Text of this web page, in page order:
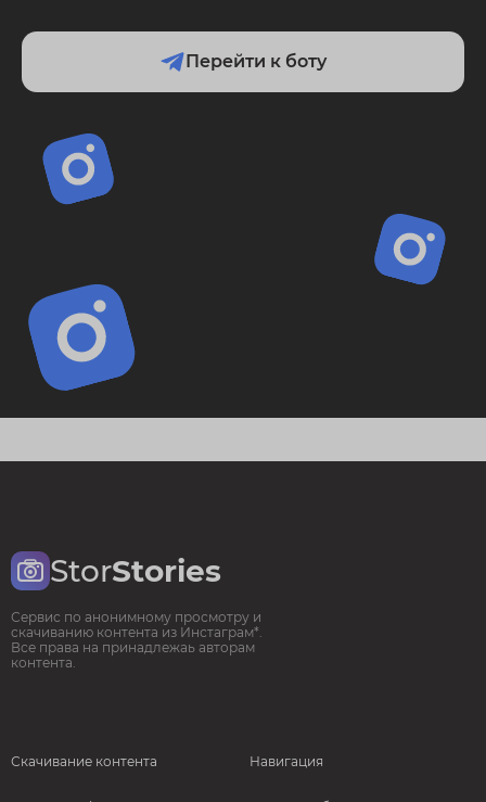
Перейти к боту
StorStories
Сервис по анонимному просмотру и
скачиванию контента из Инстаграм*.
Все права на принадлежаь авторам
контента.
Скачивание контента Навигация